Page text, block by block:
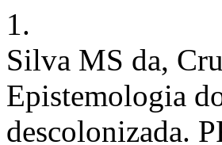
1.
Silva MS da,
Epistemologia
descolonizada.